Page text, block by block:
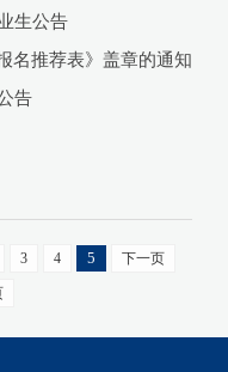
生公告
名推荐表》盖章的通知
告
3 4 5 下一页